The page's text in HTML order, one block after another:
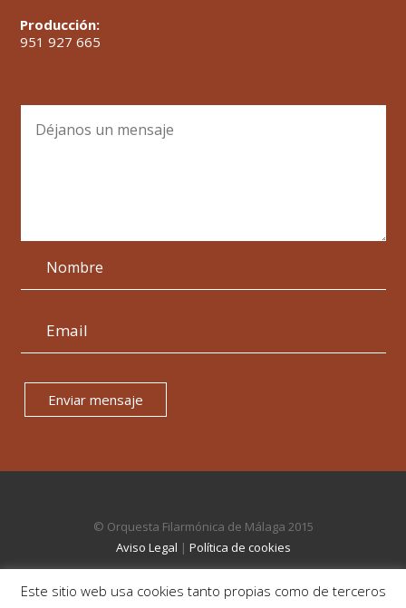
Producción:
951 927 665
Enviar mensaje
© Orquesta Filarmónica de Málaga 2015
Aviso Legal | Política de cookies
Este sitio web usa cookies tanto propias como de terceros